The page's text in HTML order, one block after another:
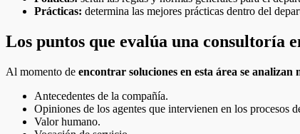
Prácticas: determina las mejores prácticas dentro del
Los puntos que evalúa una consultoría
Al momento de encontrar soluciones en esta área se analizan
Antecedentes de la compañía.
Opiniones de los agentes que intervienen en los procesos
Valor humano.